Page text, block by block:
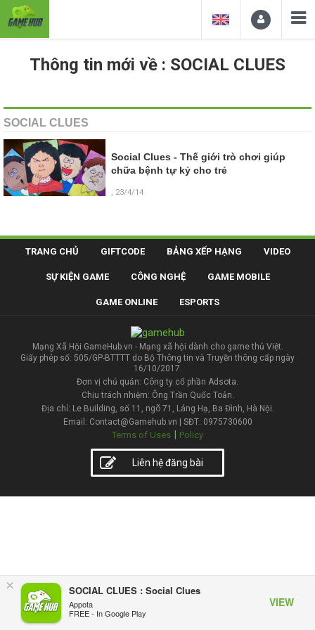
× SOCIAL CLUES : Social Clues
Appota
FREE - In Google Play
VIEW
Thông tin mới về : SOCIAL CLUES
SOCIAL CLUES
Social Clues - Thế giới trò chơi giúp
chữa bệnh tự kỷ cho trẻ
, 23/4/14
TRANG CHỦ GIFTCODE BẢNG XẾP HẠNG VIDEO
SỰ KIỆN GAME CÔNG NGHỆ GAME MOBILE
GAME ONLINE ESPORTS
Mạng Xã Hội GameHub.vn - Mạng xã hội dành cho game thủ Việt.
Giấy phép số: 505/GP-BTTTT do Bộ Thông tin và Truyền thông cấp ngày
16/10/2017.
Đơn vị chủ quản: Công ty cổ phần Adsota.
Chịu trách nhiệm: Ông Trần Quốc Toản.
Địa chỉ: Le Building, số 11, ngõ 71, Láng Hạ, Ba Đình, Hà Nội.
Email: Contact@Gamehub.vn | SĐT: 0975730600
Terms of Uses | Policy
Liên hệ đăng bài